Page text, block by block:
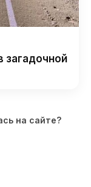
загадочной
на сайте?